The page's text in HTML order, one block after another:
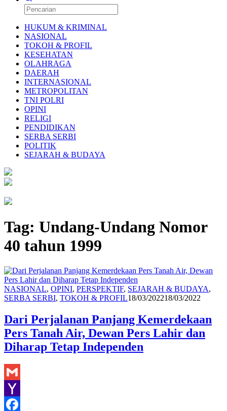
HUKUM & KRIMINAL
NASIONAL
TOKOH & PROFIL
KESEHATAN
OLAHRAGA
DAERAH
INTERNASIONAL
METROPOLITAN
TNI POLRI
OPINI
RELIGI
PENDIDIKAN
SERBA SERBI
POLITIK
SEJARAH & BUDAYA
Tag: Undang-Undang Nomor
40 tahun 1999
NASIONAL, OPINI, PERSPEKTIF, SEJARAH & BUDAYA,
SERBA SERBI, TOKOH & PROFILRedaksi
18/03/202218/03/2022
Dari Perjalanan Panjang Kemerdekaan
Pers Tanah Air, Dewan Pers Lahir dan
Diharap Tetap Independen
Gmail
Yahoo